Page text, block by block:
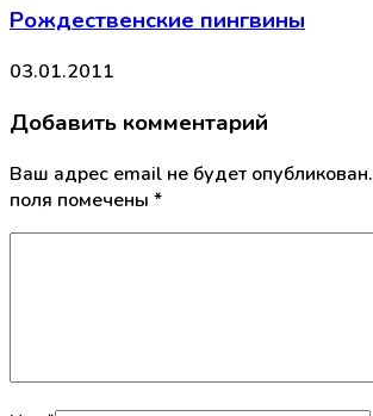
Рождественские пингвины
03.01.2011
Добавить комментарий
Ваш адрес email не будет опубликован.
поля помечены *